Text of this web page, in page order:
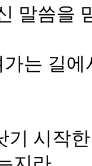
말씀을
는 길
기 시작